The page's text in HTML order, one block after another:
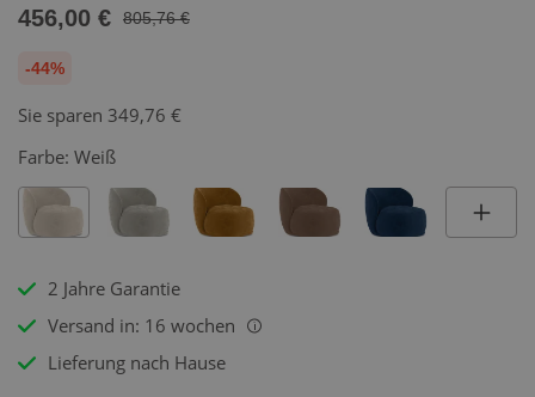
456,00 € 805,76 €
-44%
Sie sparen 349,76 €
Farbe: Weiß
2 Jahre Garantie
Versand in: 16 wochen
i
Lieferung nach Hause